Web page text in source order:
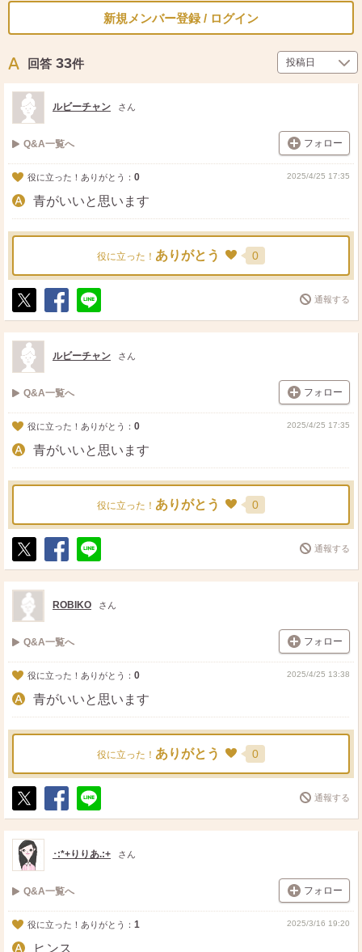
新規メンバー登録 / ログイン
回答 33件
ルビーチャン さん
Q&A一覧へ フォロー
役に立った！ありがとう： 0 2025/4/25 17:35
青がいいと思います
役に立った！ ありがとう 0
ポ
ス
ト
シ
ェ
送
る
通報する
ルビーチャン さん
Q&A一覧へ フォロー
役に立った！ありがとう： 0 2025/4/25 17:35
青がいいと思います
役に立った！ ありがとう 0
ポ
ス
ト
シ
ェ
送
る
通報する
ROBIKO さん
Q&A一覧へ フォロー
役に立った！ありがとう： 0 2025/4/25 13:38
青がいいと思います
役に立った！ ありがとう 0
ポ
ス
ト
シ
ェ
送
る
通報する
･:*+りりあ.:+ さん
Q&A一覧へ フォロー
役に立った！ありがとう： 1 2025/3/16 19:20
ヒンス